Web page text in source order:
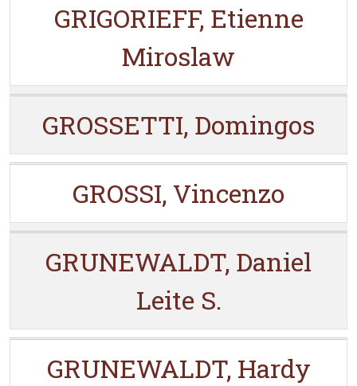
GRIGORIEFF, Etienne
Miroslaw
GROSSETTI, Domingos
GROSSI, Vincenzo
GRUNEWALDT, Daniel
Leite S.
GRUNEWALDT, Hardy